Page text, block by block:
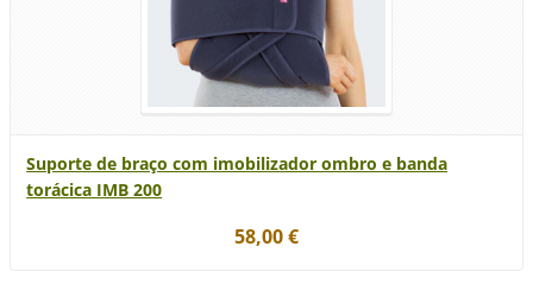
Suporte de braço com imobilizador ombro e banda
torácica IMB 200
58,00 €